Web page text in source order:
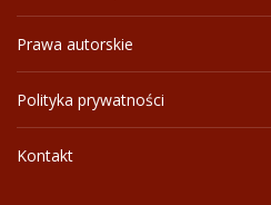
Prawa autorskie
Polityka prywatności
Kontakt